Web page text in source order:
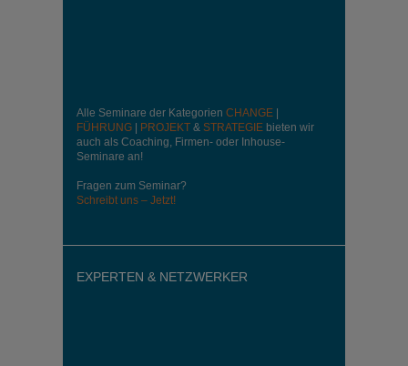
Alle Seminare der Kategorien CHANGE
FÜHRUNG
PROJEKT & STRATEGIE bieten wir
auch als Coaching, Firmen- oder Inhouse-
Seminare an!
Fragen zum Seminar?
Schreibt uns – Jetzt!
EXPERTEN & NETZWERKER